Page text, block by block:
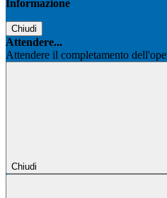
Informazione
Chiudi
Attendere...
Attendere il completamento
Chiudi